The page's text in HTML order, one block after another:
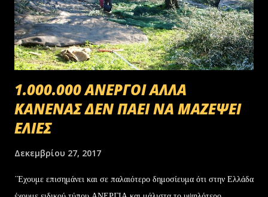
1.000.000 ΑΝΕΡΓΟΙ ΑΛΛΑ
ΚΑΝΕΝΑΣ ΔΕΝ ΠΑΕΙ ΝΑ ΜΑΖΕΨΕΙ
ΕΛΙΕΣ
Δεκεμβρίου 27, 2017
΄Έχουμε επισημάνει και σε παλαιότερο δημοσίευμα ότι στην Ελλάδα